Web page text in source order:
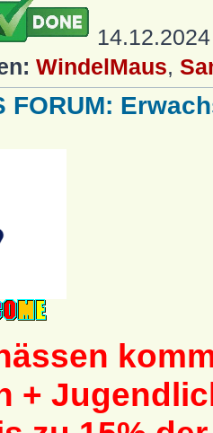
WindelMaus,
FORUM:
+